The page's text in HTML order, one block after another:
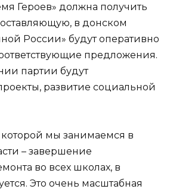
Героев» должна получить
в донском
России» будут оперативно
предложения.
партии будут
развитие социальной
которой мы занимаемся в
– завершение
во всех школах, в
Это очень масштабная